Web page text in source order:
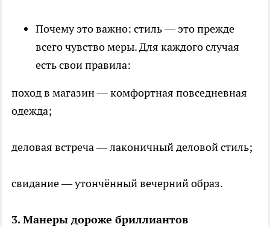
Почему это важно: стиль — это прежде
всего чувство меры. Для каждого случая
есть свои правила:
поход в магазин — комфортная повседневная
одежда;
деловая встреча — лаконичный деловой стиль;
свидание — утончённый вечерний образ.
3. Манеры дороже бриллиантов